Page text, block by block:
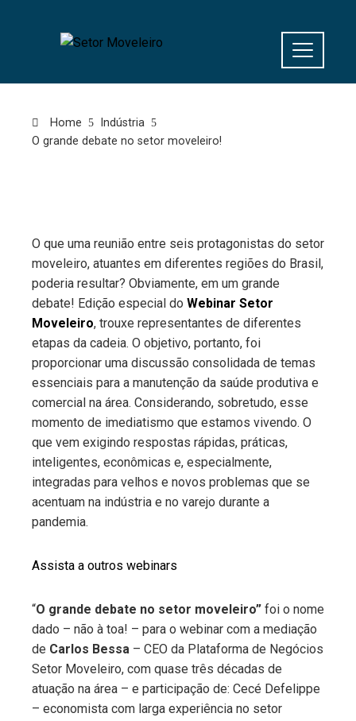
Home
Indústria
O grande debate no setor moveleiro!
O que uma reunião entre seis protagonistas do setor
moveleiro, atuantes em diferentes regiões do Brasil,
poderia resultar? Obviamente, em um grande
debate! Edição especial do Webinar Setor
Moveleiro, trouxe representantes de diferentes
etapas da cadeia. O objetivo, portanto, foi
proporcionar uma discussão consolidada de temas
essenciais para a manutenção da saúde produtiva e
comercial na área. Considerando, sobretudo, esse
momento de imediatismo que estamos vivendo. O
que vem exigindo respostas rápidas, práticas,
inteligentes, econômicas e, especialmente,
integradas para velhos e novos problemas que se
acentuam na indústria e no varejo durante a
pandemia.
Assista a outros webinars
“O grande debate no setor moveleiro” foi o nome
dado – não à toa! – para o webinar com a mediação
de Carlos Bessa – CEO da Plataforma de Negócios
Setor Moveleiro, com quase três décadas de
atuação na área – e participação de: Cecé Defelippe
– economista com larga experiência no setor